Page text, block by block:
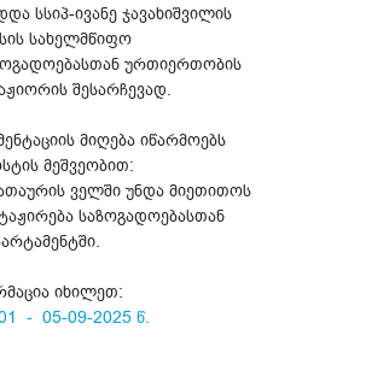
სსიპ-ივანე ჯავახიშვილის
სახელმწიფო
ურთიერთობის
შესარჩევად.
მიღება იწარმოებს
მეშვეობით:
ველში უნდა მიეთითოს
საზოგადოებასთან
იხილეთ:
- 05-09-2025 წ.